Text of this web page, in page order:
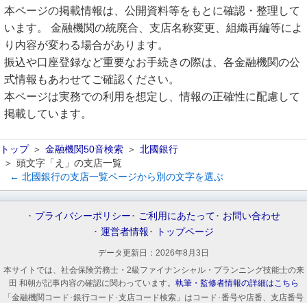
本ページの掲載情報は、公開資料等をもとに確認・整理して
います。 金融機関の統廃合、支店名称変更、組織再編等によ
り内容が変わる場合があります。
振込や口座登録など重要なお手続きの際は、各金融機関の公
式情報もあわせてご確認ください。
本ページは実務での利用を想定し、情報の正確性に配慮して
掲載しています。
トップ 金融機関50音検索
北國銀行
頭文字「え」の支店一覧
← 北國銀行の支店一覧ページから別の文字を選ぶ
プライバシーポリシー ご利用にあたって
お問い合わせ
運営者情報
トップページ
データ更新日： 2026年8月3日
本サイトでは、社会保険労務士・2級ファイナンシャル・プランニング技能士の来
田 和朝が記事内容の確認に関わっています。 執筆・監修者情報の詳細はこちら
「金融機関コード･銀行コード･支店コード検索」はコード･番号や店番、支店番号